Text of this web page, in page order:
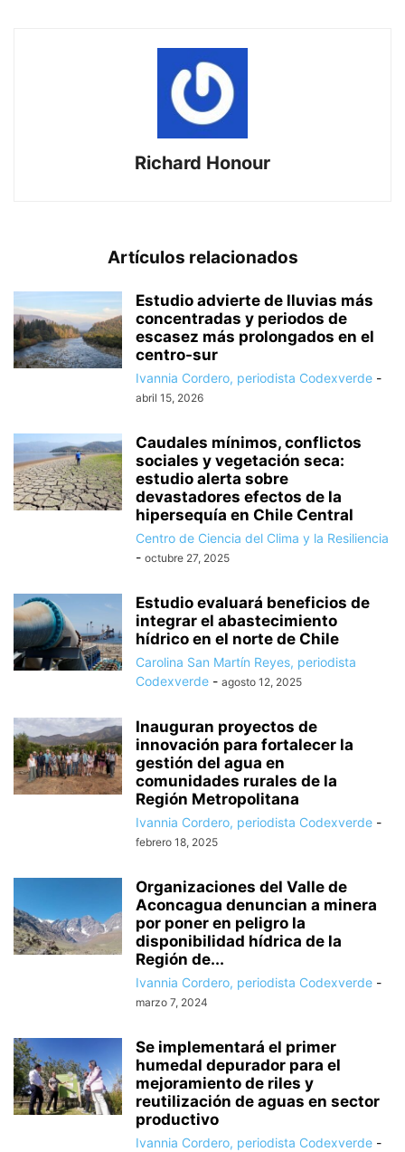
Richard Honour
Artículos relacionados
Estudio advierte de lluvias más
concentradas y periodos de
escasez más prolongados en el
centro-sur
Ivannia Cordero, periodista Codexverde -
abril 15, 2026
Caudales mínimos, conflictos
sociales y vegetación seca:
estudio alerta sobre
devastadores efectos de la
hipersequía en Chile Central
Centro de Ciencia del Clima y la Resiliencia
- octubre 27, 2025
Estudio evaluará beneficios de
integrar el abastecimiento
hídrico en el norte de Chile
Carolina San Martín Reyes, periodista
Codexverde - agosto 12, 2025
Inauguran proyectos de
innovación para fortalecer la
gestión del agua en
comunidades rurales de la
Región Metropolitana
Ivannia Cordero, periodista Codexverde -
febrero 18, 2025
Organizaciones del Valle de
Aconcagua denuncian a minera
por poner en peligro la
disponibilidad hídrica de la
Región de...
Ivannia Cordero, periodista Codexverde -
marzo 7, 2024
Se implementará el primer
humedal depurador para el
mejoramiento de riles y
reutilización de aguas en sector
productivo
Ivannia Cordero, periodista Codexverde -